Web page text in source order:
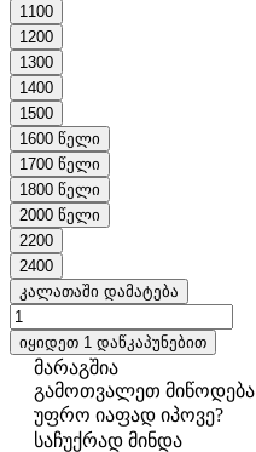
1100
1200
1300
1400
1500
1600 წელი
1700 წელი
1800 წელი
2000 წელი
2200
2400
კალათაში დამატება
იყიდეთ 1 დაწკაპუნებით
მარაგშია
გამოთვალეთ მიწოდება
უფრო იაფად იპოვე?
საჩუქრად მინდა